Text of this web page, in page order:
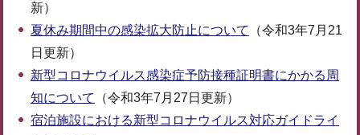
新）
夏休み期間中の感染拡大防止について
（令和3年7月21
日更新）
新型コロナウイルス感染症予防接種証明書にかかる周
知について
（令和3年7月27日更新）
宿泊施設における新型コロナウイルス対応ガイドライ